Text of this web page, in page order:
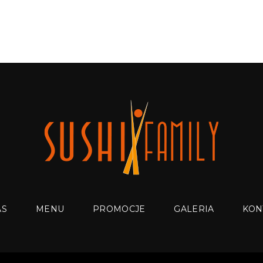
MENU PROMOCJE GALERIA